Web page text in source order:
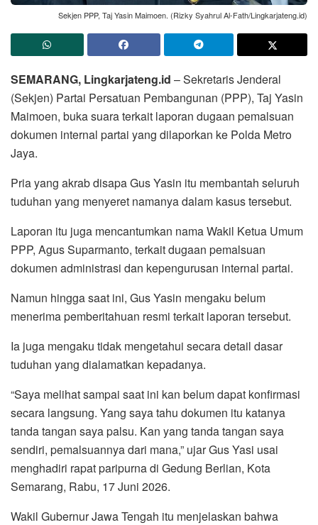
Sekjen PPP, Taj Yasin Maimoen. (Rizky Syahrul Al-Fath/Lingkarjateng.id)
SEMARANG, Lingkarjateng.id – Sekretaris Jenderal
(Sekjen) Partai Persatuan Pembangunan (PPP), Taj Yasin
Maimoen, buka suara terkait laporan dugaan pemalsuan
dokumen internal partai yang dilaporkan ke Polda Metro
Jaya.
Pria yang akrab disapa Gus Yasin itu membantah seluruh
tuduhan yang menyeret namanya dalam kasus tersebut.
Laporan itu juga mencantumkan nama Wakil Ketua Umum
PPP, Agus Suparmanto, terkait dugaan pemalsuan
dokumen administrasi dan kepengurusan internal partai.
Namun hingga saat ini, Gus Yasin mengaku belum
menerima pemberitahuan resmi terkait laporan tersebut.
Ia juga mengaku tidak mengetahui secara detail dasar
tuduhan yang dialamatkan kepadanya.
“Saya melihat sampai saat ini kan belum dapat konfirmasi
secara langsung. Yang saya tahu dokumen itu katanya
tanda tangan saya palsu. Kan yang tanda tangan saya
sendiri, pemalsuannya dari mana,” ujar Gus Yasi usai
menghadiri rapat paripurna di Gedung Berlian, Kota
Semarang, Rabu, 17 Juni 2026.
Wakil Gubernur Jawa Tengah itu menjelaskan bahwa